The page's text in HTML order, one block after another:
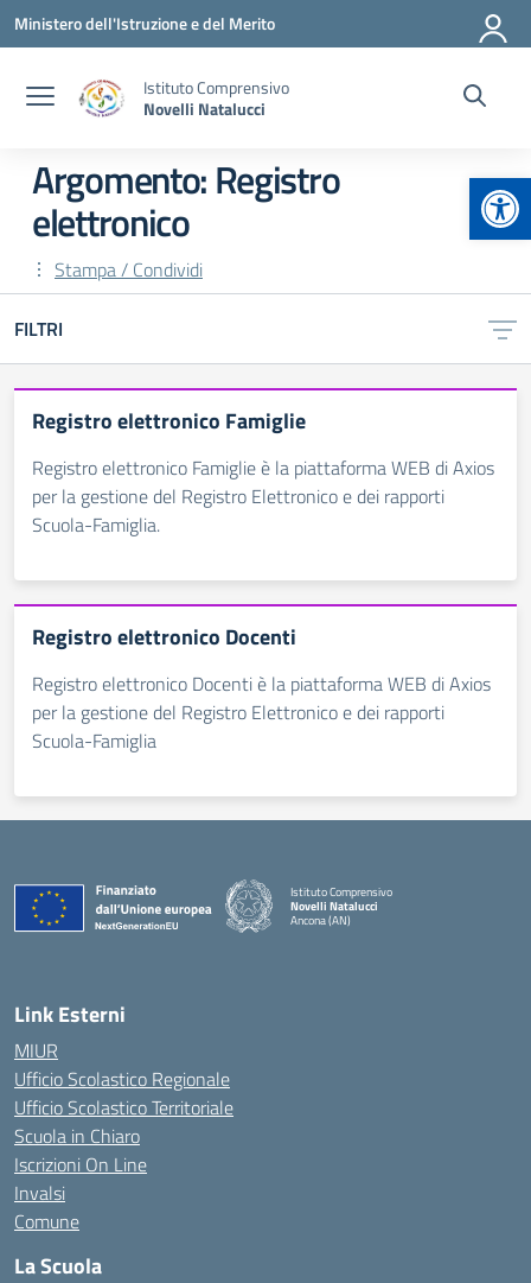
Vai ai contenuti
Vai al menu di navigazione
Vai al footer
Ministero dell'Istruzione e del Merito
Istituto Comprensivo
Novelli Natalucci
Argomento: Registro
elettronico
Stampa / Condividi
FILTRI
Registro elettronico Famiglie
Registro elettronico Famiglie è la piattaforma WEB di Axios
per la gestione del Registro Elettronico e dei rapporti
Scuola-Famiglia.
Registro elettronico Docenti
Registro elettronico Docenti è la piattaforma WEB di Axios
per la gestione del Registro Elettronico e dei rapporti
Scuola-Famiglia
Istituto Comprensivo
Novelli Natalucci
Ancona (AN)
Link Esterni
MIUR
Ufficio Scolastico Regionale
Ufficio Scolastico Territoriale
Scuola in Chiaro
Iscrizioni On Line
Invalsi
Comune
La Scuola